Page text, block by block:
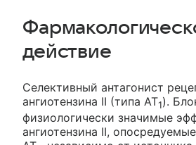
действие
Селективный антагонист
ангиотензина II (типа AT1).
физиологически значимые
ангиотензина II,